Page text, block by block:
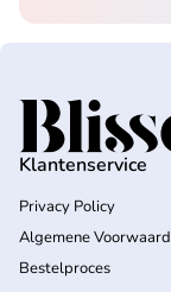
Home
Klantenservice
Privacy Policy
Algemene
Bestelproces